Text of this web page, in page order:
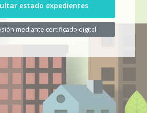
estado expedientes
mediante certificado digital